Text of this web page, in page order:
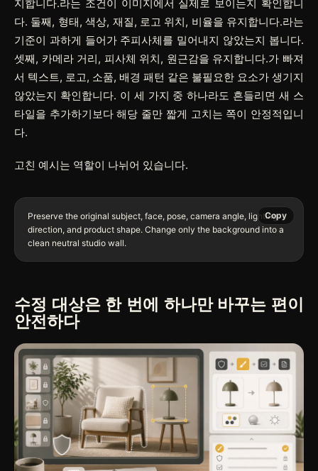
지합니다.라는 조건이 이미지에서 실제로 보이는지 확인합니
다. 둘째, 형태, 색상, 재질, 로고 위치, 비율을 유지합니다.라는
기준이 과하게 들어가 주피사체를 밀어내지 않았는지 봅니다.
셋째, 카메라 거리, 피사체 위치, 원근감을 유지합니다.가 빠져
서 텍스트, 로고, 소품, 배경 패턴 같은 불필요한 요소가 생기지
않았는지 확인합니다. 이 세 가지 중 하나라도 흔들리면 새 스
타일을 추가하기보다 해당 줄만 짧게 고치는 쪽이 안정적입니
다.
고친 예시는 역할이 나뉘어 있습니다.
Preserve the original subject, face, pose, camera angle, lighting
direction, and product shape. Change only the background into a
Copy
수정 대상은 한 번에 하나만 바꾸는 편이
안전하다